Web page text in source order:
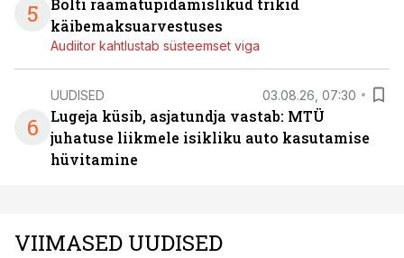
5
Bolti raamatupidamislikud trikid
käibemaksuarvestuses
Audiitor kahtlustab süsteemset viga
6
UUDISED 03.08.26, 07:30
Lugeja küsib, asjatundja vastab: MTÜ
juhatuse liikmele isikliku auto kasutamise
hüvitamine
VIIMASED UUDISED